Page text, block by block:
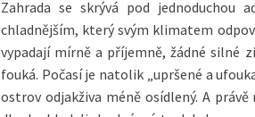
Zahrada se skrývá pod jednoduchou
chladnějším, který svým klimatem
vypadají mírně a příjemně, žádné silné
fouká. Počasí je natolik „upršené a
ostrov odjakživa méně osídlený. A